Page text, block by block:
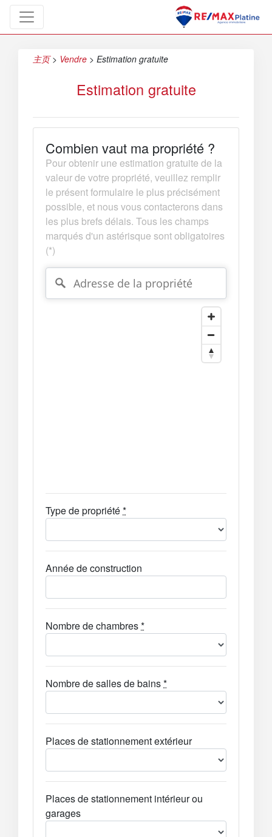
主页 > Vendre > Estimation gratuite
Estimation gratuite
Combien vaut ma propriété ?
Pour obtenir une estimation gratuite de la
valeur de votre propriété, veuillez remplir
le présent formulaire le plus précisément
possible, et nous vous contacterons dans
les plus brefs délais. Tous les champs
marqués d'un astérisque sont obligatoires
(*)
Type de propriété*
Année de construction
Nombre de chambres*
Nombre de salles de bains*
Places de stationnement extérieur
Places de stationnement intérieur ou
garages